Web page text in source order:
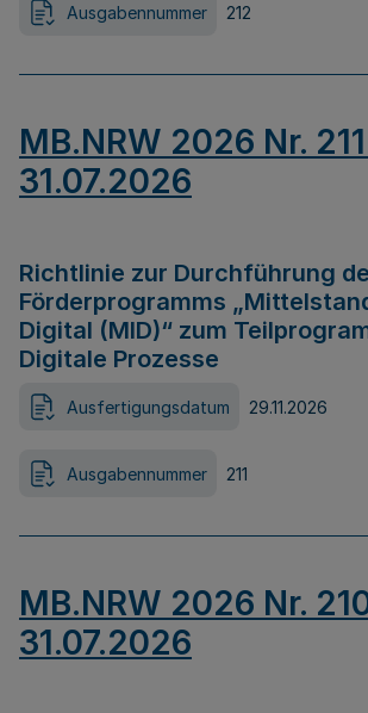
Ausgabennummer 212
MB.NRW 2026 Nr.
31.07.2026
Richtlinie zur Durchführung
Förderprogramms
Digital (MID)“ zum
Digitale Prozesse
Ausfertigungsdatum 29.11.2026
Ausgabennummer 211
MB.NRW 2026 Nr.
31.07.2026